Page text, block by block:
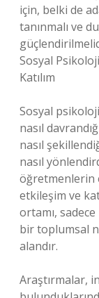
için, belki de
tanınmalı ve
Sosyal
Katılım
Sosyal
nasıl
nasıl
nasıl
öğretmenlerin
etkileşim ve
ortamı, sadece
bir toplumsal
alandır.
Araştırmalar,